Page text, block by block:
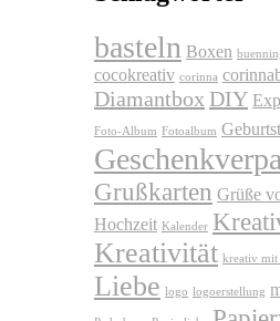
basteln Boxen
cocokreativ corinna
Diamantbox DIY
Foto-Album Fotoalbum
Grußkarten Grüße
Hochzeit Kalender
Kreativität kreativ mit
Liebe logo logoerstellung